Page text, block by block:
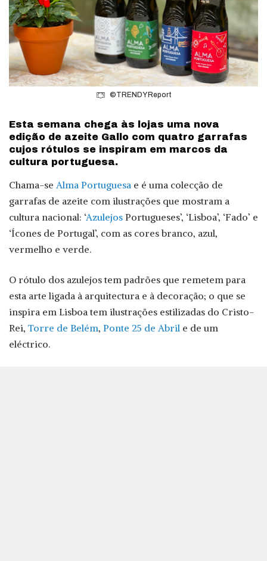
©TRENDY Report
Esta semana chega às lojas uma nova
edição de azeite Gallo com quatro garrafas
cujos rótulos se inspiram em marcos da
cultura portuguesa.
Chama-se Alma Portuguesa e é uma colecção de
garrafas de azeite com ilustrações que mostram a
cultura nacional: ‘Azulejos Portugueses’, ‘Lisboa’, ‘Fado’ e
‘Ícones de Portugal’, com as cores branco, azul,
vermelho e verde.
O rótulo dos azulejos tem padrões que remetem para
esta arte ligada à arquitectura e à decoração; o que se
inspira em Lisboa tem ilustrações estilizadas do Cristo-
Rei, Torre de Belém, Ponte 25 de Abril e de um
eléctrico.